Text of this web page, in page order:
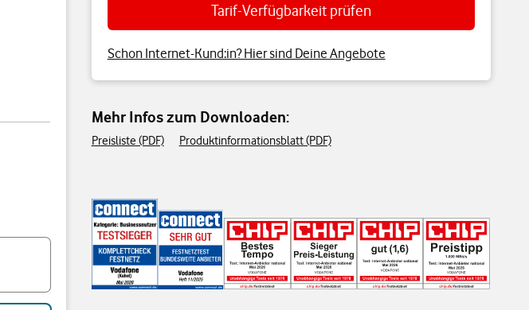
Tarif-Verfügbarkeit prüfen
Schon Internet-Kund:in? Hier sind Deine Angebote
Mehr Infos zum Downloaden:
Preisliste (PDF) Produktinformationsblatt (PDF)